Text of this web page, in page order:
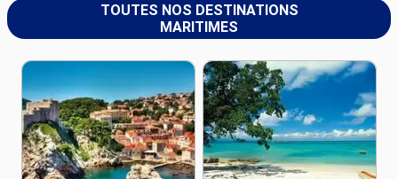
TOUTES NOS DESTINATIONS
MARITIMES